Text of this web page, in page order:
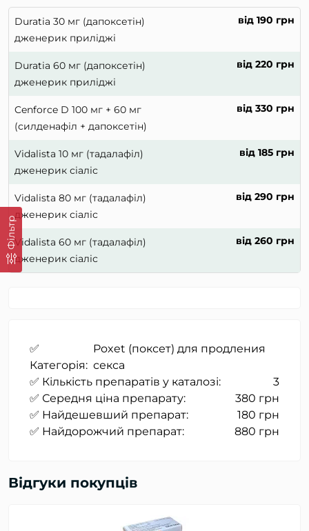
Фільтр
Duratia 30 мг (дапоксетін)
дженерик приліджі
від 190 грн
Duratia 60 мг (дапоксетін)
дженерик приліджі
від 220 грн
Cenforce D 100 мг + 60 мг
(силденафіл + дапоксетін)
від 330 грн
Vidalista 10 мг (тадалафіл)
дженерик сіаліс
від 185 грн
Vidalista 80 мг (тадалафіл)
дженерик сіаліс
від 290 грн
Vidalista 60 мг (тадалафіл)
дженерик сіаліс
від 260 грн
✅
Категорія:
Poxet (поксет) для продления
секса
✅ Кількість препаратів у каталозі:
3
✅ Середня ціна препарату:
380 грн
✅ Найдешевший препарат:
180 грн
✅ Найдорожчий препарат:
880 грн
Відгуки покупців